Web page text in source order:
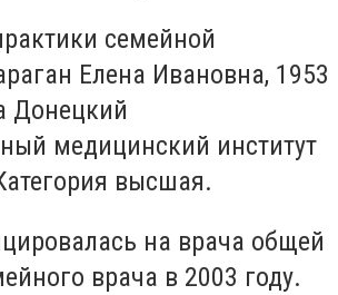
семейной
Елена Ивановна, 1953
Донецкий
медицинский институт
высшая.
на врача общей
врача в 2003 году.